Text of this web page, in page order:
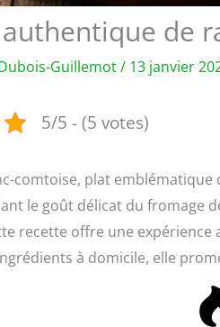
de
Guillemot/ 13 janvier
5/5 - (5 votes)
comtoise, plat
le goût délicat du fromage
recette offre une
à domicile, elle